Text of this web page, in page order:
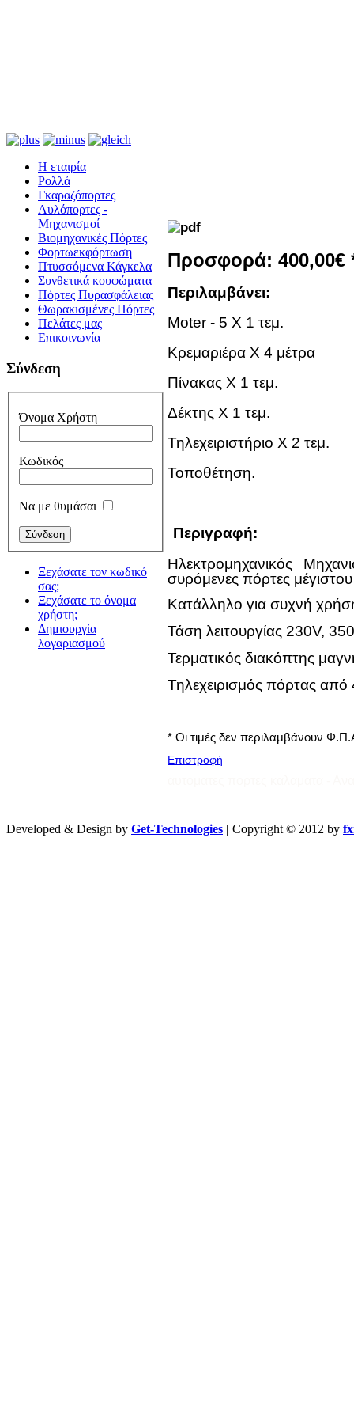
Η εταιρία
Ρολλά
Γκαραζόπορτες
Αυλόπορτες -
Μηχανισμοί
Βιομηχανικές Πόρτες
Φορτωεκφόρτωση
Πτυσσόμενα Κάγκελα
Συνθετικά κουφώματα
Πόρτες Πυρασφάλειας
Θωρακισμένες Πόρτες
Πελάτες μας
Επικοινωνία
Σύνδεση
Όνομα Χρήστη
Κωδικός
Να με θυμάσαι
Ξεχάσατε τον κωδικό
σας;
Ξεχάσατε το όνομα
χρήστη;
Δημιουργία
λογαριασμού
Προσφορά: 400,00€
Περιλαμβάνει:
Moter - 5 X 1 τεμ.
Κρεμαριέρα Χ 4 μέτρα
Πίνακας Χ 1 τεμ.
Δέκτης Χ 1 τεμ.
Τηλεχειριστήριο Χ 2 τεμ.
Τοποθέτηση.
Περιγραφή:
Hλεκτρομηχανικός
συρόμενες πόρτες
Κατάλληλο για συχνή χρήση
Τάση λειτουργίας 230V,
Τερματικός διακόπτης
Τηλεχειρισμός πόρτας
* Οι τιμές δεν περιλαμβάνουν
Επιστροφή
Developed & Design by Get-Technologies | Copyright © 2012 by